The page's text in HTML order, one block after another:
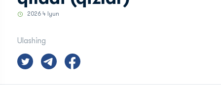
2026 4 Iyun
Ulashing